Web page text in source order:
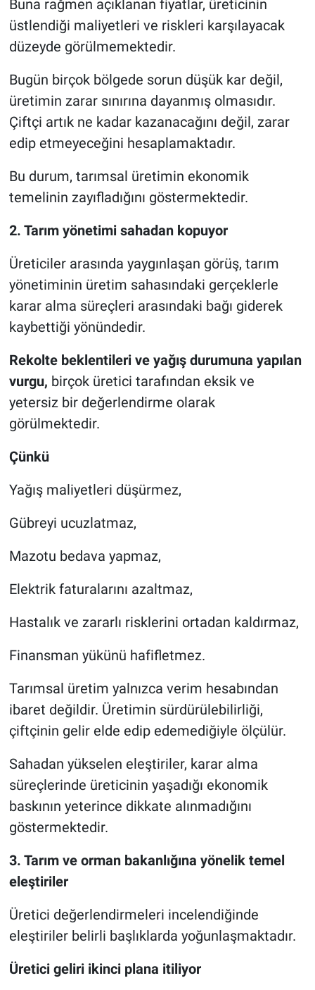
Buna rağmen açıklanan fiyatlar, üreticinin
üstlendiği maliyetleri ve riskleri karşılayacak
düzeyde görülmemektedir.
Bugün birçok bölgede sorun düşük kar değil,
üretimin zarar sınırına dayanmış olmasıdır.
Çiftçi artık ne kadar kazanacağını değil, zarar
edip etmeyeceğini hesaplamaktadır.
Bu durum, tarımsal üretimin ekonomik
temelinin zayıfladığını göstermektedir.
2. Tarım yönetimi sahadan kopuyor
Üreticiler arasında yaygınlaşan görüş, tarım
yönetiminin üretim sahasındaki gerçeklerle
karar alma süreçleri arasındaki bağı giderek
kaybettiği yönündedir.
Rekolte beklentileri ve yağış durumuna yapılan
vurgu, birçok üretici tarafından eksik ve
yetersiz bir değerlendirme olarak
görülmektedir.
Çünkü
Yağış maliyetleri düşürmez,
Gübreyi ucuzlatmaz,
Mazotu bedava yapmaz,
Elektrik faturalarını azaltmaz,
Hastalık ve zararlı risklerini ortadan kaldırmaz,
Finansman yükünü hafifletmez.
Tarımsal üretim yalnızca verim hesabından
ibaret değildir. Üretimin sürdürülebilirliği,
çiftçinin gelir elde edip edemediğiyle ölçülür.
Sahadan yükselen eleştiriler, karar alma
süreçlerinde üreticinin yaşadığı ekonomik
baskının yeterince dikkate alınmadığını
göstermektedir.
3. Tarım ve orman bakanlığına yönelik temel
eleştiriler
Üretici değerlendirmeleri incelendiğinde
eleştiriler belirli başlıklarda yoğunlaşmaktadır.
Üretici geliri ikinci plana itiliyor